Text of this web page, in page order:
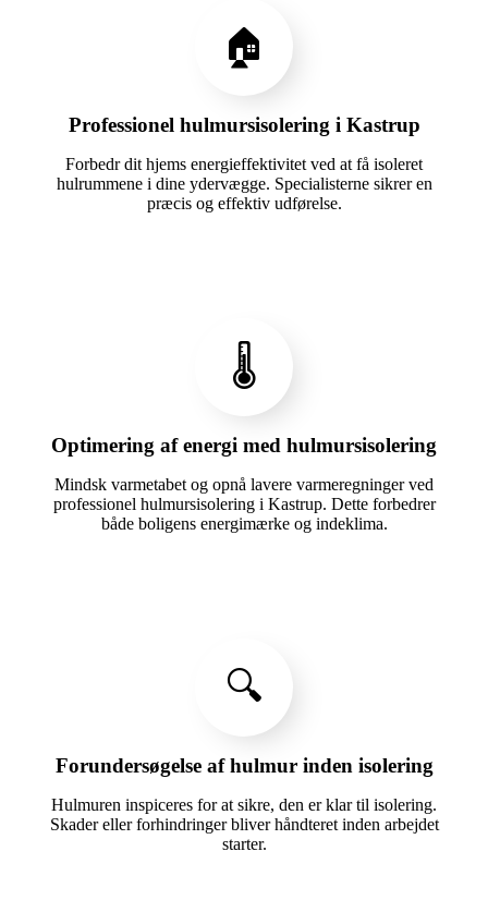
🏠
Professionel hulmursisolering i Kastrup
Forbedr dit hjems energieffektivitet ved at få isoleret
hulrummene i dine ydervægge. Specialisterne sikrer en
præcis og effektiv udførelse.
🌡️
Optimering af energi med hulmursisolering
Mindsk varmetabet og opnå lavere varmeregninger ved
professionel hulmursisolering i Kastrup. Dette forbedrer
både boligens energimærke og indeklima.
🔍
Forundersøgelse af hulmur inden isolering
Hulmuren inspiceres for at sikre, den er klar til isolering.
Skader eller forhindringer bliver håndteret inden arbejdet
starter.